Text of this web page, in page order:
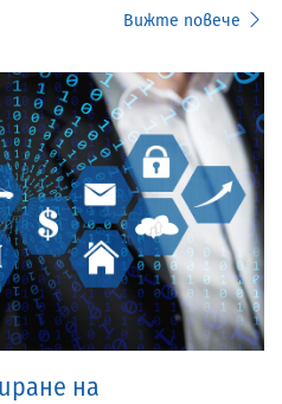
Вижте повече
на